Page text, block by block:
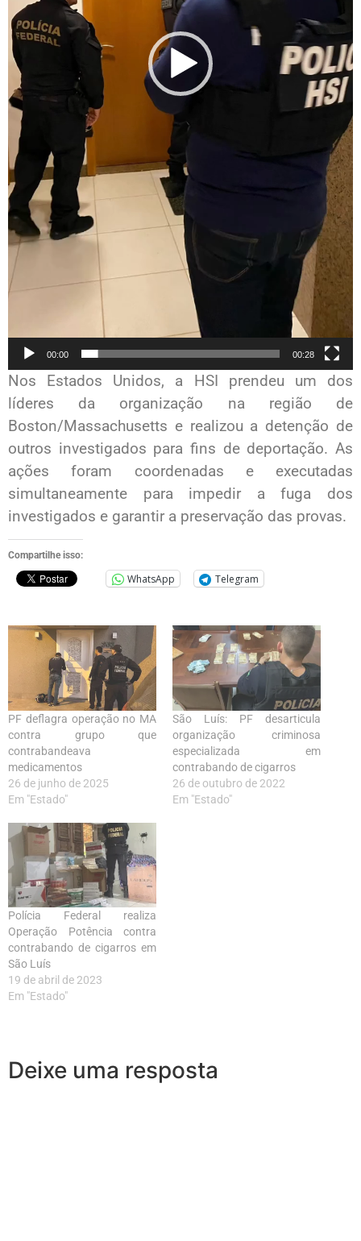
00:00 00:28
Nos Estados Unidos, a HSI prendeu um dos
líderes da organização na região de
Boston/Massachusetts e realizou a detenção de
outros investigados para fins de deportação. As
ações foram coordenadas e executadas
simultaneamente para impedir a fuga dos
investigados e garantir a preservação das provas.
Compartilhe isso:
WhatsApp Telegram
PF deflagra operação no MA
contra grupo que
contrabandeava
medicamentos
26 de junho de 2025
Em "Estado"
São Luís: PF desarticula
organização criminosa
especializada em
contrabando de cigarros
26 de outubro de 2022
Em "Estado"
Polícia Federal realiza
Operação Potência contra
contrabando de cigarros em
São Luís
19 de abril de 2023
Em "Estado"
Deixe uma resposta